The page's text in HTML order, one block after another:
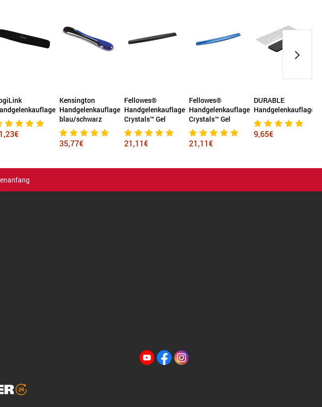
schwarz
Fellowes®
Handgelenkauflage
Crystals™ Gel
21,11€
Fellowes®
Handgelenkauflage
Crystals™ Gel
21,11€
DURABLE
Handgelenkauflage
9,65€
Kensington
Handgelenkauflage
schwarz